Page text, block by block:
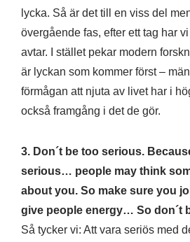
lycka. Så är det till en viss del
övergående fas, efter ett tag har
avtar. I stället pekar modern
är lyckan som kommer först –
förmågan att njuta av livet har i
också framgång i det de gör.
3. Don´t be too serious.
serious… people may think
about you. So make sure you
give people energy… So don´t
Så tycker vi: Att vara seriös med